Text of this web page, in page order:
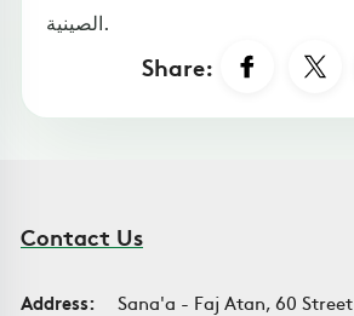
الصينية.
Share:
Contact Us
Address:
Sana'a - Faj Atan, 60 Street